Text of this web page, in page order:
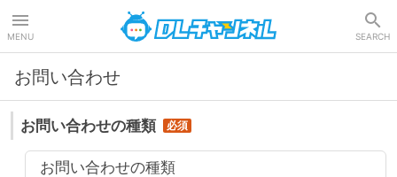
MENU SEARCH
お問い合わせ
お問い合わせの種類
お問い合わせの種類